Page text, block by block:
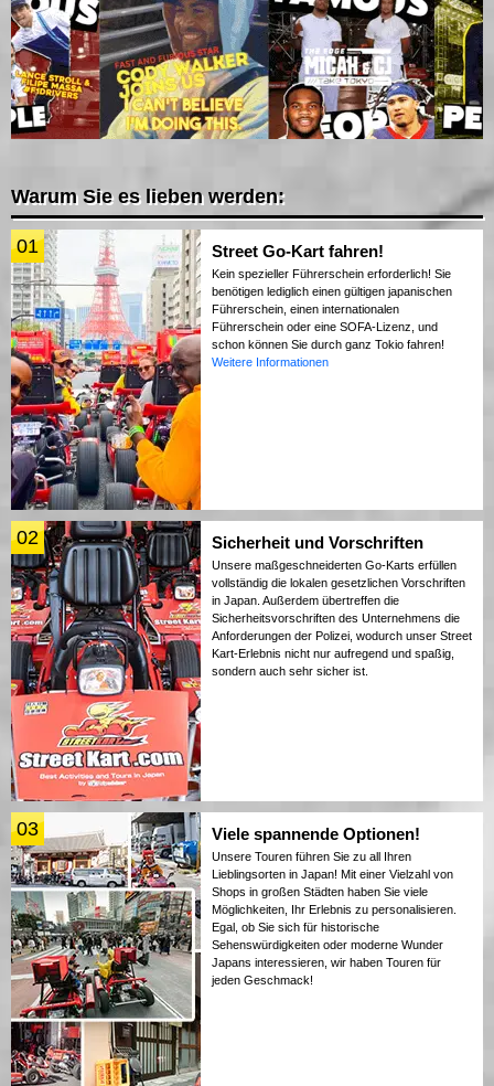
Warum Sie es lieben werden:
01 Street Go-Kart fahren!
Kein spezieller Führerschein erforderlich! Sie
benötigen lediglich einen gültigen japanischen
Führerschein, einen internationalen
Führerschein oder eine SOFA-Lizenz, und
schon können Sie durch ganz Tokio fahren!
Weitere Informationen
02 Sicherheit und Vorschriften
Unsere maßgeschneiderten Go-Karts erfüllen
vollständig die lokalen gesetzlichen Vorschriften
in Japan. Außerdem übertreffen die
Sicherheitsvorschriften des Unternehmens die
Anforderungen der Polizei, wodurch unser Street
Kart-Erlebnis nicht nur aufregend und spaßig,
sondern auch sehr sicher ist.
03 Viele spannende Optionen!
Unsere Touren führen Sie zu all Ihren
Lieblingsorten in Japan! Mit einer Vielzahl von
Shops in großen Städten haben Sie viele
Möglichkeiten, Ihr Erlebnis zu personalisieren.
Egal, ob Sie sich für historische
Sehenswürdigkeiten oder moderne Wunder
Japans interessieren, wir haben Touren für
jeden Geschmack!